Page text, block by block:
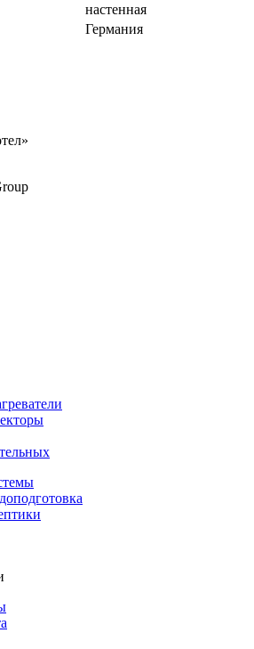
настенная
Германия